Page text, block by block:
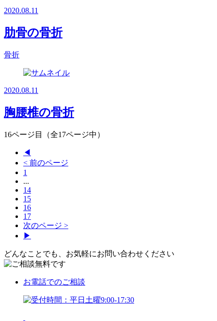
2020.08.11
肋骨の骨折
骨折
2020.08.11
胸腰椎の骨折
16ページ目（全17ページ中）
◀
< 前のページ
1
...
14
15
16
17
次のページ >
▶
どんなことでも、お気軽にお問い合わせください
お電話でのご相談